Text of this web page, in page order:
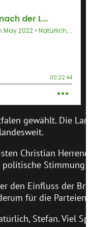
gewählt. Die
Christian
Stimmung
den Einfluss der
für die Parteien
Stefan. Viel